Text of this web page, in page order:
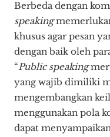
Berbeda dengan
speaking
khusus agar pesan
dengan baik oleh
“Public speaking
yang wajib dimiliki
mengembangkan
menggunakan pola
dapat